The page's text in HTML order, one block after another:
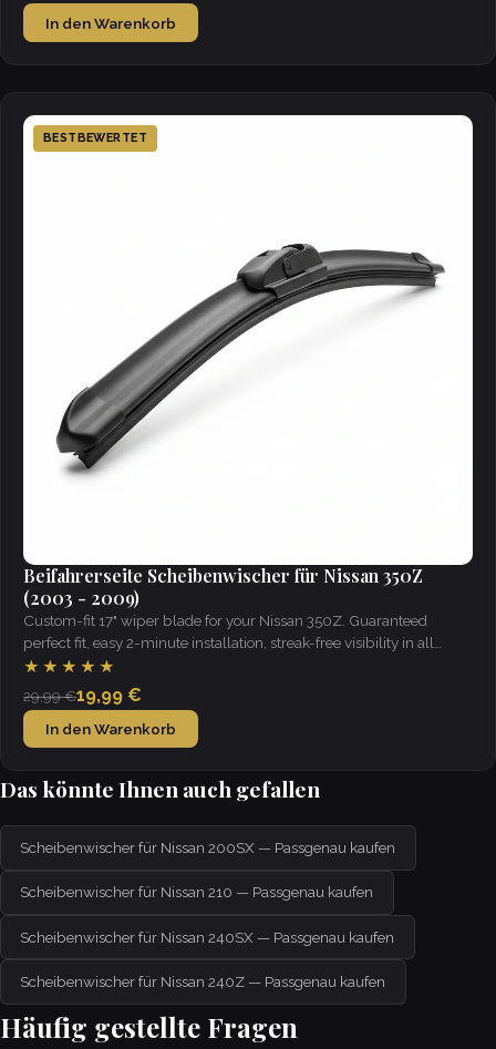
In den Warenkorb
BESTBEWERTET
Beifahrerseite Scheibenwischer für Nissan 350Z
(2003 - 2009)
Custom-fit 17" wiper blade for your Nissan 350Z. Guaranteed
perfect fit, easy 2-minute installation, streak-free visibility in all
weather.
★★★★★
29,99 €19,99 €
In den Warenkorb
Das könnte Ihnen auch gefallen
Scheibenwischer für Nissan 200SX — Passgenau kaufen
Scheibenwischer für Nissan 210 — Passgenau kaufen
Scheibenwischer für Nissan 240SX — Passgenau kaufen
Scheibenwischer für Nissan 240Z — Passgenau kaufen
Häufig gestellte Fragen